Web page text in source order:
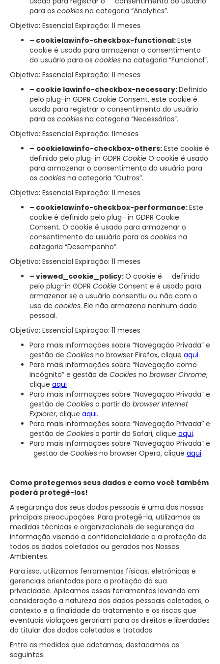
para os cookies na categoria “Analytics”.
Objetivo: Essencial Expiração: 11 meses
– cookielawinfo-checkbox-functional:Este
cookie é usado para armazenar o consentimento
do usuário para os cookies na categoria “Funcional”.
Objetivo: Essencial Expiração: 11 meses
– cookie lawinfo-checkbox-necessary:Definido
pelo plug-in GDPR Cookie Consent, este cookie é
usado para registrar o consentimento do usuário
para os cookies na categoria “Necessários”.
Objetivo: Essencial Expiração: 11meses
– cookielawinfo-checkbox-others: Este cookie é
definido pelo plug-in GDPR Cookie O cookie é usado
para armazenar o consentimento do usuário para
os cookies na categoria “Outros”.
Objetivo: Essencial Expiração: 11 meses
– cookielawinfo-checkbox-performance:Este
cookie é definido pelo plug- in GDPR Cookie
Consent. O cookie é usado para armazenar o
consentimento do usuário para os cookies na
categoria “Desempenho”.
Objetivo: Essencial Expiração: 11 meses
– viewed_cookie_policy:O cookie é definido
pelo plug-in GDPR Cookie Consent e é usado para
armazenar se o usuário consentiu ou não com o
uso de cookies. Ele não armazena nenhum dado
pessoal.
Objetivo: Essencial Expiração: 11 meses
Para mais informações sobre “Navegação Privada” e
gestão de Cookies no browser Firefox, clique aqui.
Para mais informações sobre “Navegação como
Incógnito” e gestão de Cookies no browser Chrome,
clique aqui
Para mais informações sobre “Navegação Privada” e
gestão de Cookies a partir do browser Internet
Explorer, clique aqui.
Para mais informações sobre “Navegação Privada” e
gestão de Cookies a partir do Safari, clique aqui.
Para mais informações sobre “Navegação Privada” e
gestão de Cookies no browser Opera, clique aqui.
Como protegemos seus dados e como você também
poderá protegê-los!
A segurança dos seus dados pessoais é uma das nossas
principais preocupações. Para protegê-la, utilizamos as
medidas técnicas e organizacionais de segurança da
informação visando a confidencialidade e a proteção de
todos os dados coletados ou gerados nos Nossos
Ambientes.
Para isso, utilizamos ferramentas físicas, eletrônicas e
gerenciais orientadas para a proteção da sua
privacidade. Aplicamos essas ferramentas levando em
consideração a natureza dos dados pessoais coletados, o
contexto e a finalidade do tratamento e os riscos que
eventuais violações gerariam para os direitos e liberdades
do titular dos dados coletados e tratados.
Entre as medidas que adotamos, destacamos as
seguintes: